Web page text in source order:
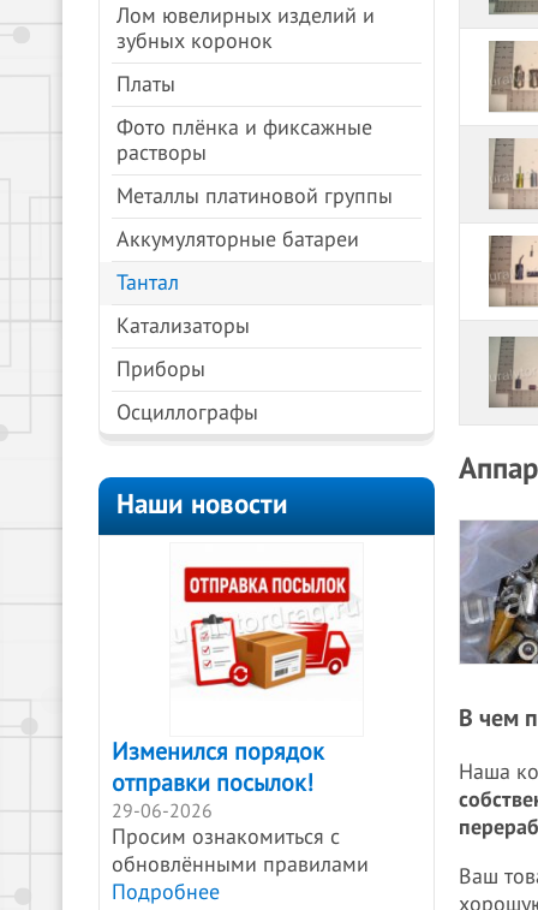
Лом ювелирных изделий и
зубных коронок
Платы
Фото плёнка и фиксажные
растворы
Металлы платиновой группы
Аккумуляторные батареи
Тантал
Катализаторы
Приборы
Осциллографы
Наши новости
Изменился порядок
отправки посылок!
29-06-2026
Просим ознакомиться с
обновлёнными правилами
Подробнее
В чем
Наша
Ваш